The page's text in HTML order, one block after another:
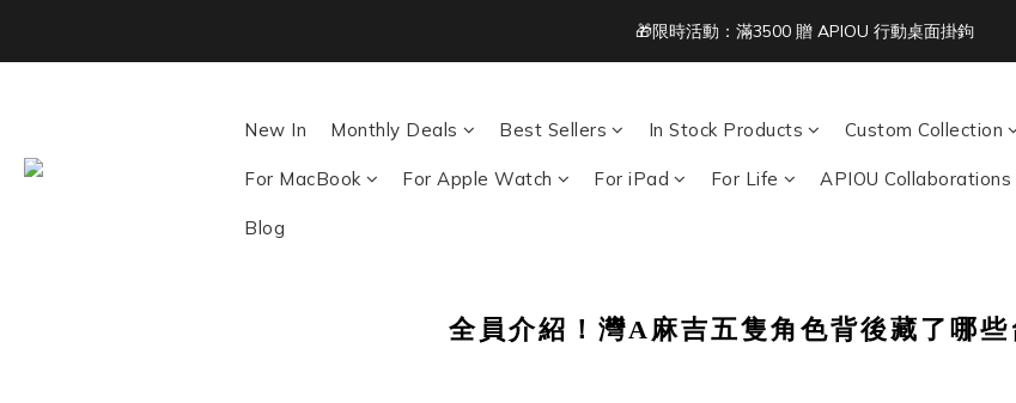
Free Shipping on Orders Over NT$1,500 🚚
14
0
Days
22
Hours
2
0
New In Monthly Deals Best Sellers In Stock Products Custom Collection
For MacBook For Apple Watch For iPad For Life APIOU Collaborations
Blog
全員介紹！灣A麻吉五隻角色背後藏了哪些